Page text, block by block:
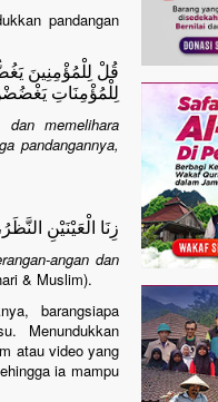
pandangan
قُلْ لِلْمُؤْمِنِينَ
لِلْمُؤْمِنَاتِ
dan memelihara
pandangannya,
زِنَا الْعَيْنَيْنِ
angan dan
& Muslim).
barangsiapa
Menundukkan
atau video yang
ia mampu